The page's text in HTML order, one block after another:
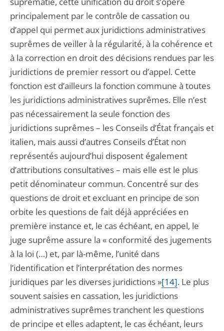
principalement par le contrôle de cassation ou
d’appel qui permet aux juridictions administratives
suprêmes de veiller à la régularité, à la cohérence et
à la correction en droit des décisions rendues par les
juridictions de premier ressort ou d’appel. Cette
fonction est d’ailleurs la fonction commune à toutes
les juridictions administratives suprêmes. Elle n’est
pas nécessairement la seule fonction des
juridictions suprêmes – les Conseils d’État français et
italien, mais aussi d’autres Conseils d’État non
représentés aujourd’hui disposent également
d’attributions consultatives – mais elle est le plus
petit dénominateur commun. Concentré sur des
questions de droit et excluant en principe de son
orbite les questions de fait déjà appréciées en
première instance et, le cas échéant, en appel, le
juge suprême assure la « conformité des jugements
à la loi (…) et, par là-même, l’unité dans
l’identification et l’interprétation des normes
juridiques par les diverses juridictions »[14]. Le plus
souvent saisies en cassation, les juridictions
administratives suprêmes tranchent les questions
de principe et elles adaptent, le cas échéant, leurs